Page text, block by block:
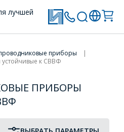
лучшей
приборы
к СВВФ
ПРИБОРЫ
КОРПУСА
FQP5N80